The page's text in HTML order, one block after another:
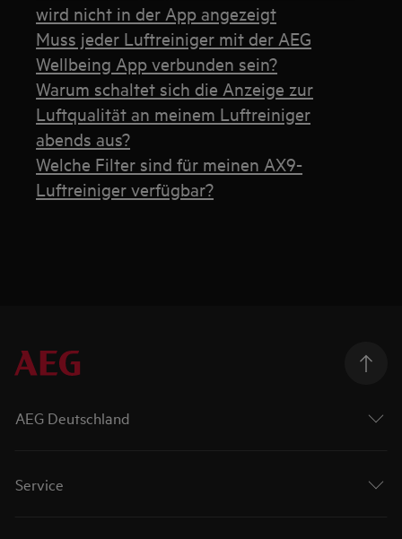
wird nicht in der App angezeigt
Muss jeder Luftreiniger mit der AEG
Wellbeing App verbunden sein?
Warum schaltet sich die Anzeige zur
Luftqualität an meinem Luftreiniger
abends aus?
Welche Filter sind für meinen AX9-
Luftreiniger verfügbar?
AEG Deutschland
Service